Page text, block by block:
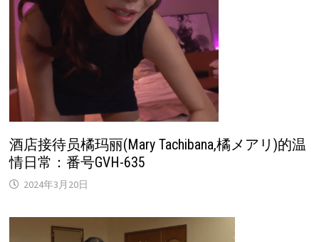
酒店接待员橘玛丽(Mary Tachibana,橘メアリ)的温
情日常：番号GVH-635
2024年3月20日